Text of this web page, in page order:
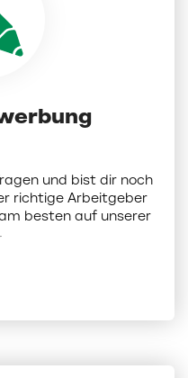
und bist dir noch
richtige Arbeitgeber
besten auf unserer
du alle Infos zu uns